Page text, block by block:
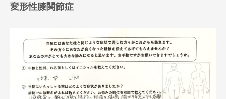
変形性膝関節症